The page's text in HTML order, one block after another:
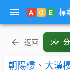
A C E 標
返回
朝陽樓、大漢